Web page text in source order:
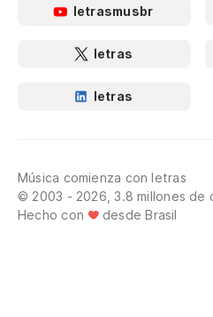
letrasmusbr
letras
letras
Música comienza con letras
© 2003 - 2026, 3.8 millones de
Hecho con
desde Brasil